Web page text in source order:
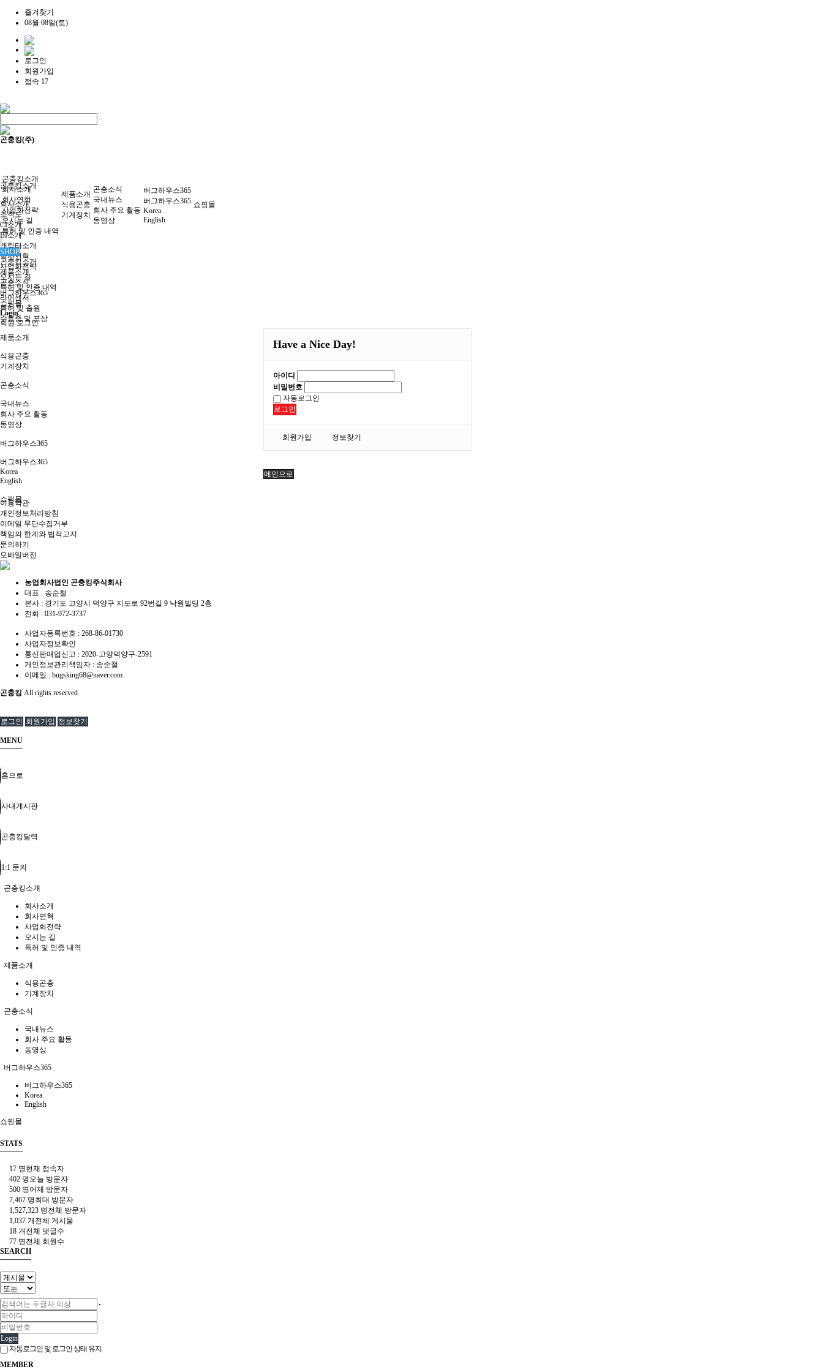
즐겨찾기
08월 08일(토)
로그인
회원가입
접속 17
곤충킹(주)
곤충킹소개
회사소개
조직도
CI소개
BI소개
캐릭터소개
회사연혁
사업화전략
오시는 길
특허 및 인증 내역
라이센서
특허 및 출원
수료증 및 포상
제품소개
식용곤충
기계장치
곤충소식
국내뉴스
회사 주요 활동
동영상
버그하우스365
버그하우스365
Korea
English
쇼핑몰
곤충킹소개
회사소개
회사연혁
사업화전략
오시는 길
특허 및 인증 내역
제품소개
식용곤충
기계장치
곤충소식
국내뉴스
회사 주요 활동
동영상
버그하우스365
버그하우스365
Korea
English
쇼핑몰
SHOP
곤충킹소개
제품소개
곤충소식
버그하우스365
쇼핑몰
Login
회원 로그인
Have a Nice Day!
아이디
비밀번호
자동로그인
로그인
회원가입 정보찾기
메인으로
이용약관
개인정보처리방침
이메일 무단수집거부
책임의 한계와 법적고지
문의하기
모바일버전
농업회사법인 곤충킹주식회사
대표 : 송순철
본사 : 경기도 고양시 덕양구 지도로 92번길 9 낙원빌딩 2층
전화 : 031-972-3737
사업자등록번호 : 268-86-01730
사업자정보확인
통신판매업신고 : 2020-고양덕양구-2591
개인정보관리책임자 : 송순철
이메일 : bugsking68@naver.com
곤충킹 All rights reserved.
로그인 회원가입 정보찾기
MENU
홈으로
사내게시판
곤충킹달력
1:1 문의
곤충킹소개
회사소개
회사연혁
사업화전략
오시는 길
특허 및 인증 내역
제품소개
식용곤충
기계장치
곤충소식
국내뉴스
회사 주요 활동
동영상
버그하우스365
버그하우스365
Korea
English
쇼핑몰
STATS
17 명현재 접속자
402 명오늘 방문자
500 명어제 방문자
7,467 명최대 방문자
1,527,323 명전체 방문자
1,037 개 전체 게시물
18 개 전체 댓글수
77 명전체 회원수
SEARCH
Login
자동로그인 및 로그인 상태 유지
MEMBER